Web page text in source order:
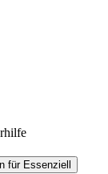
für Essenziell